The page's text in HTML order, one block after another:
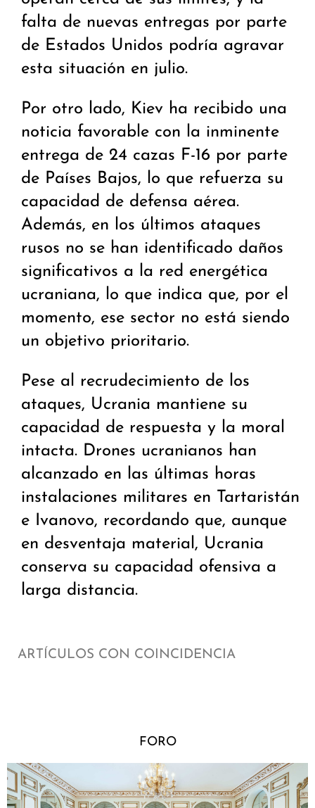
falta de nuevas entregas por parte
de Estados Unidos podría agravar
esta situación en julio.
Por otro lado, Kiev ha recibido una
noticia favorable con la inminente
entrega de 24 cazas F-16 por parte
de Países Bajos, lo que refuerza su
capacidad de defensa aérea.
Además, en los últimos ataques
rusos no se han identificado daños
significativos a la red energética
ucraniana, lo que indica que, por el
momento, ese sector no está siendo
un objetivo prioritario.
Pese al recrudecimiento de los
ataques, Ucrania mantiene su
capacidad de respuesta y la moral
intacta. Drones ucranianos han
alcanzado en las últimas horas
instalaciones militares en Tartaristán
e Ivanovo, recordando que, aunque
en desventaja material, Ucrania
conserva su capacidad ofensiva a
larga distancia.
ARTÍCULOS CON COINCIDENCIA
FORO